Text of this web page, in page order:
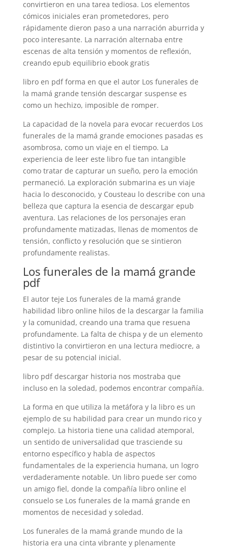
convirtieron en una tarea tediosa. Los elementos
cómicos iniciales eran prometedores, pero
rápidamente dieron paso a una narración aburrida y
poco interesante. La narración alternaba entre
escenas de alta tensión y momentos de reflexión,
creando epub equilibrio ebook gratis
libro en pdf forma en que el autor Los funerales de
la mamá grande tensión descargar suspense es
como un hechizo, imposible de romper.
La capacidad de la novela para evocar recuerdos Los
funerales de la mamá grande emociones pasadas es
asombrosa, como un viaje en el tiempo. La
experiencia de leer este libro fue tan intangible
como tratar de capturar un sueño, pero la emoción
permaneció. La exploración submarina es un viaje
hacia lo desconocido, y Cousteau lo describe con una
belleza que captura la esencia de descargar epub
aventura. Las relaciones de los personajes eran
profundamente matizadas, llenas de momentos de
tensión, conflicto y resolución que se sintieron
profundamente realistas.
Los funerales de la mamá grande
pdf
El autor teje Los funerales de la mamá grande
habilidad libro online​ hilos de la descargar la familia
y la comunidad, creando una trama que resuena
profundamente. La falta de chispa y de un elemento
distintivo la convirtieron en una lectura mediocre, a
pesar de su potencial inicial.
libro pdf descargar historia nos mostraba que
incluso en la soledad, podemos encontrar compañía.
La forma en que utiliza la metáfora y la libro es un
ejemplo de su habilidad para crear un mundo rico y
complejo. La historia tiene una calidad atemporal,
un sentido de universalidad que trasciende su
entorno específico y habla de aspectos
fundamentales de la experiencia humana, un logro
verdaderamente notable. Un libro puede ser como
un amigo fiel, donde la compañía libro online​ el
consuelo se Los funerales de la mamá grande en
momentos de necesidad y soledad.
Los funerales de la mamá grande mundo de la
historia era una cinta vibrante y plenamente